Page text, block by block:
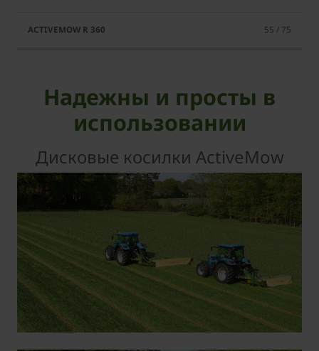
55 / 75
Надежны и просты в
использовании
Дисковые косилки ActiveMow